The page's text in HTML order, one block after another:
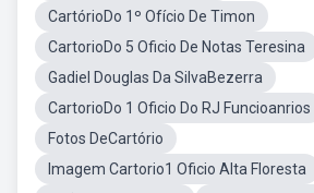
CartórioDo 1º Ofício De Timon
CartorioDo 5 Oficio De Notas Teresina
Gadiel Douglas Da SilvaBezerra
CartorioDo 1 Oficio Do RJ Funcioanrios
Fotos DeCartório
Imagem Cartorio1 Oficio Alta Floresta